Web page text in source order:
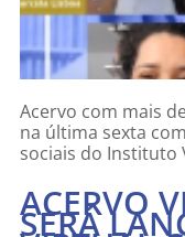
Acervo com mais
na última sexta
sociais do Instituto
ACERVO
SERÁ